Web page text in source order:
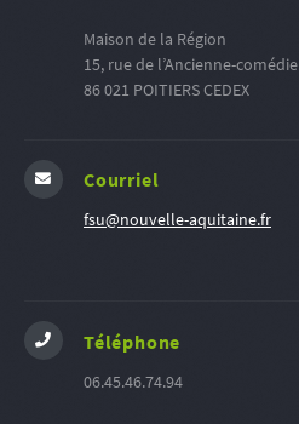
Maison de la Région
15, rue de l’Ancienne-comédie
86 021 POITIERS CEDEX
Courriel
fsu@nouvelle-aquitaine.fr
Téléphone
06.45.46.74.94